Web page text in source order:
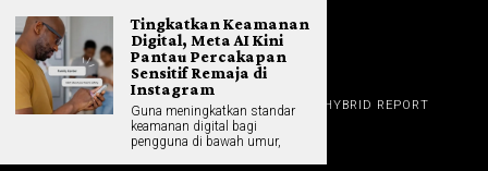
HOME
GADGET
REVIEW
GAME NEWS AI (NEW TECH)
HYBRID REPORT
HYBRID LIFESTYLE
HOME APPLIANCES
ABOUT
CONTACT
Tingkatkan Keamanan
Digital, Meta AI Kini
Pantau Percakapan
Sensitif Remaja di
Instagram
Guna meningkatkan standar
keamanan digital bagi
pengguna di bawah umur,